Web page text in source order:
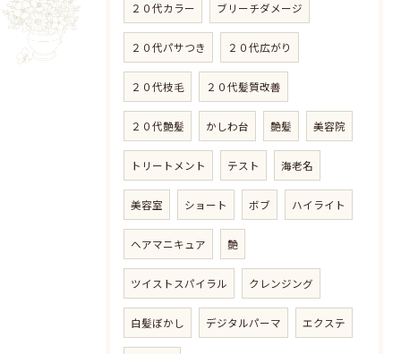
２０代カラー ブリーチダメージ
２０代パサつき ２０代広がり
２０代枝毛 ２０代髪質改善
２０代艶髪 かしわ台 艶髪 美容院
トリートメント テスト 海老名
美容室 ショート ボブ ハイライト
ヘアマニキュア 艶
ツイストスパイラル クレンジング
白髪ぼかし デジタルパーマ エクステ